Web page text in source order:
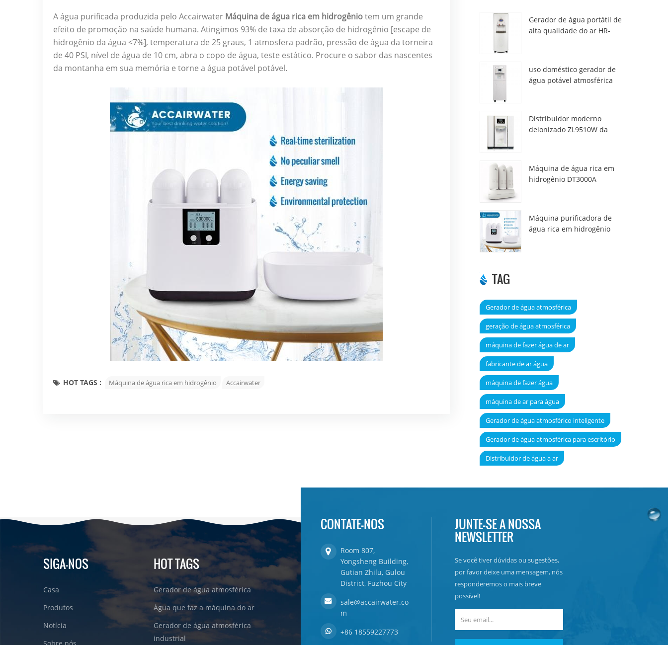
A água purificada produzida pelo Accairwater Máquina de água rica em hidrogêniotem um grande
efeito de promoção na saúde humana. Atingimos 93% de taxa de absorção de hidrogênio [escape de
hidrogênio da água <7%], temperatura de 25 graus, 1 atmosfera padrão, pressão de água da torneira
de 40 PSI, nível de água de 10 cm, abra o copo de água, teste estático. Procure o sabor das nascentes
da montanha em sua memória e torne a água potável potável.
HOT TAGS : Máquina de água rica em hidrogênio Accairwater
Gerador de água portátil de
alta qualidade do ar HR-
uso doméstico gerador de
água potável atmosférica
Distribuidor moderno
deionizado ZL9510W da
Máquina de água rica em
hidrogênio DT3000A
Máquina purificadora de
água rica em hidrogênio
TAG
Gerador de água atmosférica
geração de água atmosférica
máquina de fazer água de ar
fabricante de ar água
máquina de fazer água
máquina de ar para água
Gerador de água atmosférico inteligente
Gerador de água atmosférica para escritório
Distribuidor de água a ar
SIGA-NOS
Casa
Produtos
Notícia
HOT TAGS
Gerador de água atmosférica
Água que faz a máquina do ar
Gerador de água atmosférica
industrial
CONTATE-NOS
Room 807,
Yongsheng Building,
Gutian Zhilu, Gulou
District, Fuzhou City
sale@accairwater.co
m
+86 18559227773
JUNTE-SE A NOSSA
NEWSLETTER
Se você tiver dúvidas ou sugestões,
por favor deixe uma mensagem, nós
responderemos o mais breve
possível!